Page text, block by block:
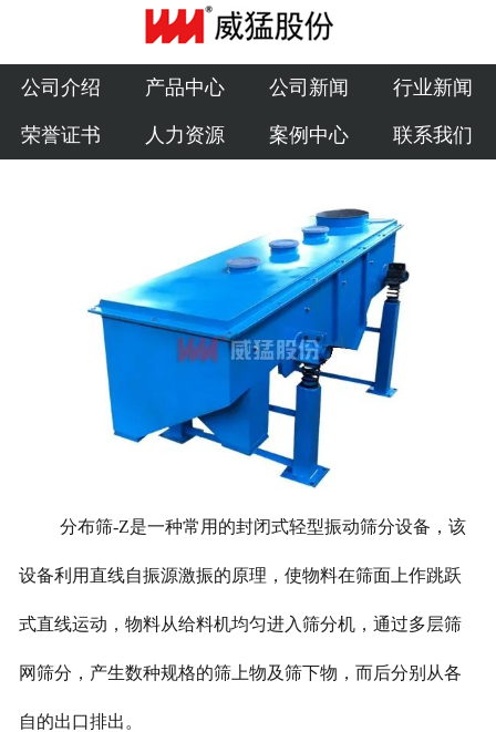
公司介绍
产品中心
公司新闻
荣誉证书
人力资源
案例中心
联系我们
公司介绍 产品中心 公司新闻 行业新闻
荣誉证书 人力资源 案例中心 联系我们
分布筛-Z是一种常用的封闭式轻型振动筛分设备，该
设备利用直线自振源激振的原理，使物料在筛面上作跳跃
式直线运动，物料从给料机均匀进入筛分机，通过多层筛
网筛分，产生数种规格的筛上物及筛下物，而后分别从各
自的出口排出。